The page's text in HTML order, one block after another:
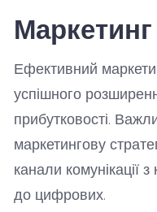
Ефективний
успішного
прибутковості.
маркетингову
канали комунікації
до цифрових.